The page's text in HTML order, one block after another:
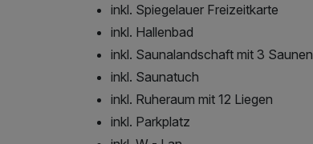
inkl. Spiegelauer Freizeitkarte
inkl. Hallenbad
inkl. Saunalandschaft mit 3 Saunen
inkl. Saunatuch
inkl. Ruheraum mit 12 Liegen
inkl. Parkplatz